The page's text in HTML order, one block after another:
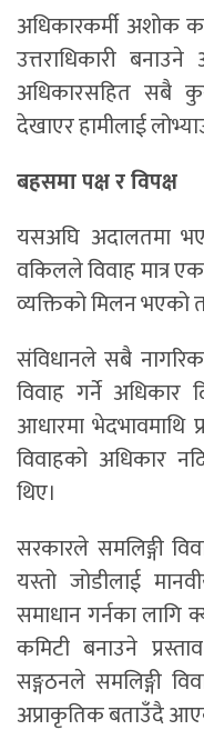
अधिकारकर्मी अशोक
उत्तराधिकारी
अधिकारसहित सबै
देखाएर हामीलाई
बहसमा पक्ष र विपक्ष
यसअघि अदालतमा
वकिलले विवाह मात्र
व्यक्तिको मिलन भएको
संविधानले सबै
विवाह गर्ने
आधारमा भेदभावमाथि
विवाहको अधिकार
थिए।
सरकारले समलिङ्गी
यस्तो जोडीलाई
समाधान गर्नका लागि
कमिटी बनाउने
सङ्गठनले समलिङ्गी
अप्राकृतिक बताउँदै